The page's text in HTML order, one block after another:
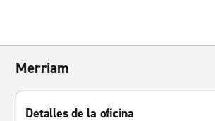
Merriam
Detalles de la oficina